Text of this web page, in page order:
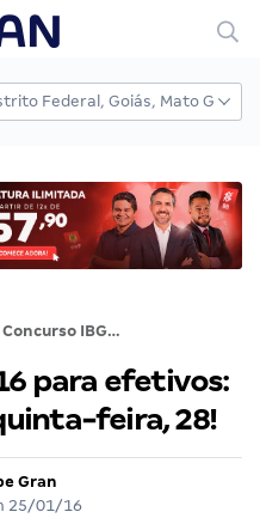
Concurso IBGE 2016 para efetivos: Inscrições só até quinta-feira, 28!
para efetivos:
feira, 28!
Gran
25/01/16